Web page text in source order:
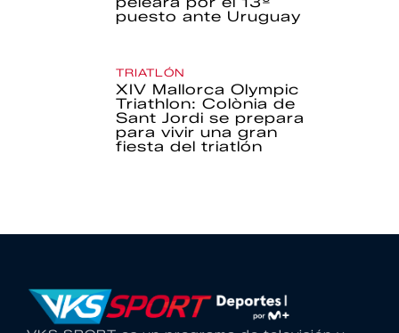
puesto ante Uruguay
TRIATLÓN
XIV Mallorca Olympic
Triathlon: Colònia de
Sant Jordi se prepara
para vivir una gran
fiesta del triatlón